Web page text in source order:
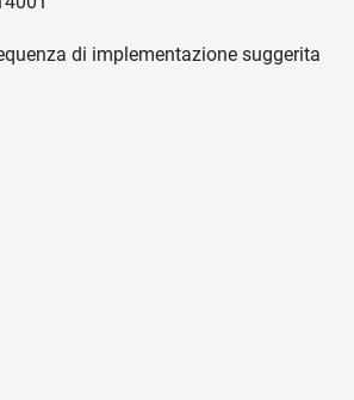
di implementazione suggerita